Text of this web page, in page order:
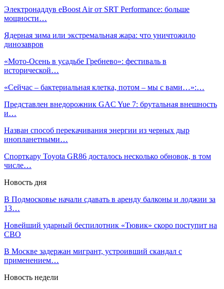
Электронаддув eBoost Air от SRT Performance: больше
мощности…
Ядерная зима или экстремальная жара: что уничтожило
динозавров
«Мото-Осень в усадьбе Гребнево»: фестиваль в
исторической…
«Сейчас – бактериальная клетка, потом – мы с вами…»:…
Представлен внедорожник GAC Yue 7: брутальная внешность
и…
Назван способ перекачивания энергии из черных дыр
инопланетными…
Спорткару Toyota GR86 досталось несколько обновок, в том
числе…
Новость дня
В Подмосковье начали сдавать в аренду балконы и лоджии за
13…
Новейший ударный беспилотник «Тювик» скоро поступит на
СВО
В Москве задержан мигрант, устроивший скандал с
применением…
Новость недели